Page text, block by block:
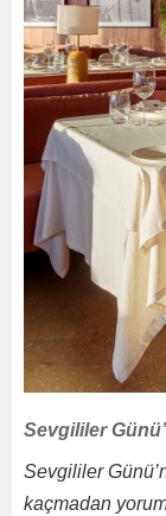
Sevgililer
Sevgililer
kaçmadan